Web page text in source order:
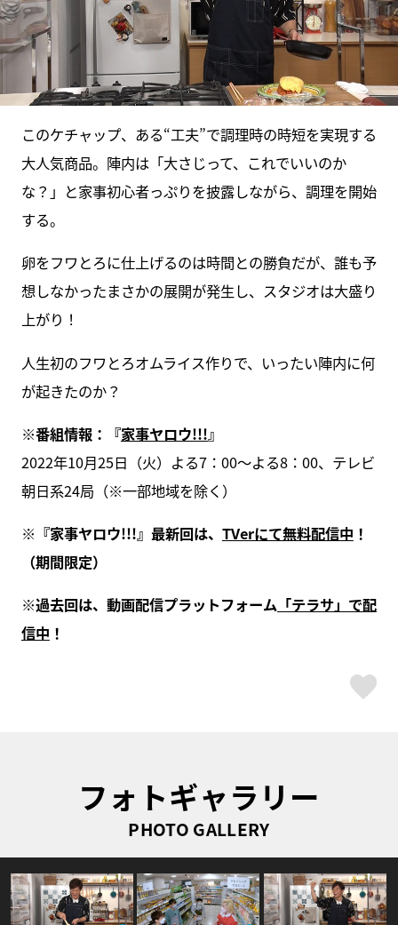
このケチャップ、ある“工夫”で調理時の時短を実現する
大人気商品。陣内は「大さじって、これでいいのか
な？」と家事初心者っぷりを披露しながら、調理を開始
する。
卵をフワとろに仕上げるのは時間との勝負だが、誰も予
想しなかったまさかの展開が発生し、スタジオは大盛り
上がり！
人生初のフワとろオムライス作りで、いったい陣内に何
が起きたのか？
※番組情報：『家事ヤロウ!!!』
2022年10月25日（火）よる7：00～よる8：00、テレビ
朝日系24局（※一部地域を除く）
※『家事ヤロウ!!!』最新回は、 TVerにて無料配信中 ！
（期間限定）
※過去回は、動画配信プラットフォーム「テラサ」で配
信中 ！
フォトギャラリー
PHOTO GALLERY